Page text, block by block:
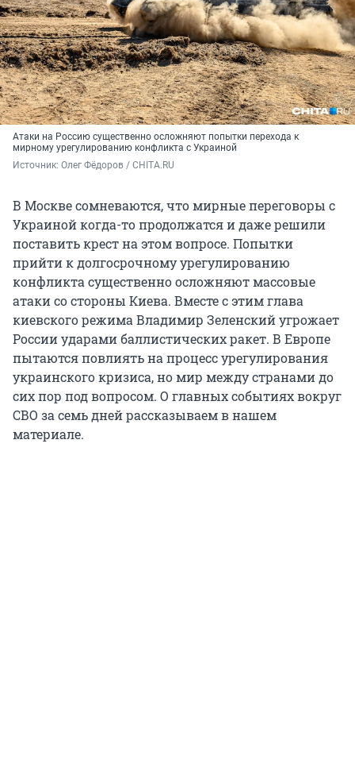
Атаки на Россию существенно осложняют попытки перехода к
мирному урегулированию конфликта с Украиной
Источник: Олег Фёдоров / CHITA.RU
В Москве сомневаются, что мирные переговоры с
Украиной когда-то продолжатся и даже решили
поставить крест на этом вопросе. Попытки
прийти к долгосрочному урегулированию
конфликта существенно осложняют массовые
атаки со стороны Киева. Вместе с этим глава
киевского режима Владимир Зеленский угрожает
России ударами баллистических ракет. В Европе
пытаются повлиять на процесс урегулирования
украинского кризиса, но мир между странами до
сих пор под вопросом. О главных событиях вокруг
СВО за семь дней рассказываем в нашем
материале.